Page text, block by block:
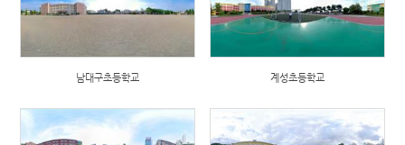
남대구초등학교 계성초등학교